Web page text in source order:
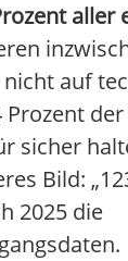
aller
auf
Prozent
sicher
Bild:
2025 die